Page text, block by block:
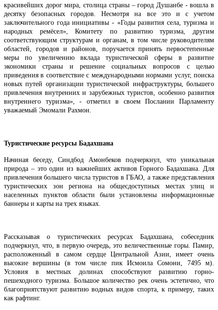
красивейших дорог мира, столица страны – город Душанбе - вошла в
десятку безопасных городов. Несмотря на все это и с учетом
заключительного года инициативы - «Годы развития села, туризма и
народных ремёсел», Комитету по развитию туризма, другим
соответствующим структурам и органам, в том числе руководителям
областей, городов и районов, поручается принять первостепенные
меры по увеличению вклада туристической сферы в развитие
экономики страны и решение социальных вопросов с целью
приведения в соответствие с международными нормами услуг, поиска
новых путей организации туристической инфраструктуры, большего
привлечения внутренних и зарубежных туристов, особенно развития
внутреннего туризма», - отметил в своем Послании Парламенту
уважаемый Эмомали Рахмон.
Туристические ресурсы Бадахшана
Начиная беседу, Синдбод Амонбеков подчеркнул, что уникальная
природа – это один из важнейших активов Горного Бадахшана. Для
привлечения большего числа туристов в ГБАО, а также представления
туристических зон региона на общесдоступных местах улиц и
населенных пунктов области были установлены информационные
баннеры и карты на трех языках.
Рассказывая о туристических ресурсах Бадахшана, собеседник
подчеркнул, что, в первую очередь, это величественные горы. Памир,
расположенный в самом сердце Центральной Азии, имеет очень
высокие вершины (в том числе пик Исмоила Сомони, 7495 м).
Условия в местных долинах способствуют развитию горно-
пешеходного туризма. Большое количество рек очень эстетично, что
благоприятствуют развитию водных видов спорта, к примеру, таких
как рафтинг.